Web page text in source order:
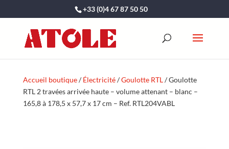
+33 (0)4 67 87 50 50
Accueil boutique/Électricité/Goulotte RTL/ Goulotte
RTL 2 travées arrivée haute – volume attenant – blanc –
165,8 à 178,5 x 57,7 x 17 cm – Ref. RTL204VABL